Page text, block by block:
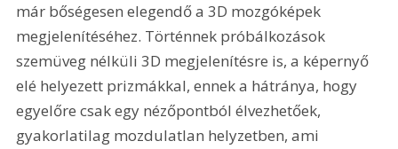
már bőségesen elegendő a 3D mozgóképek
megjelenítéséhez. Történnek próbálkozások
szemüveg nélküli 3D megjelenítésre is, a képernyő
elé helyezett prizmákkal, ennek a hátránya, hogy
egyelőre csak egy nézőpontból élvezhetőek,
gyakorlatilag mozdulatlan helyzetben, ami